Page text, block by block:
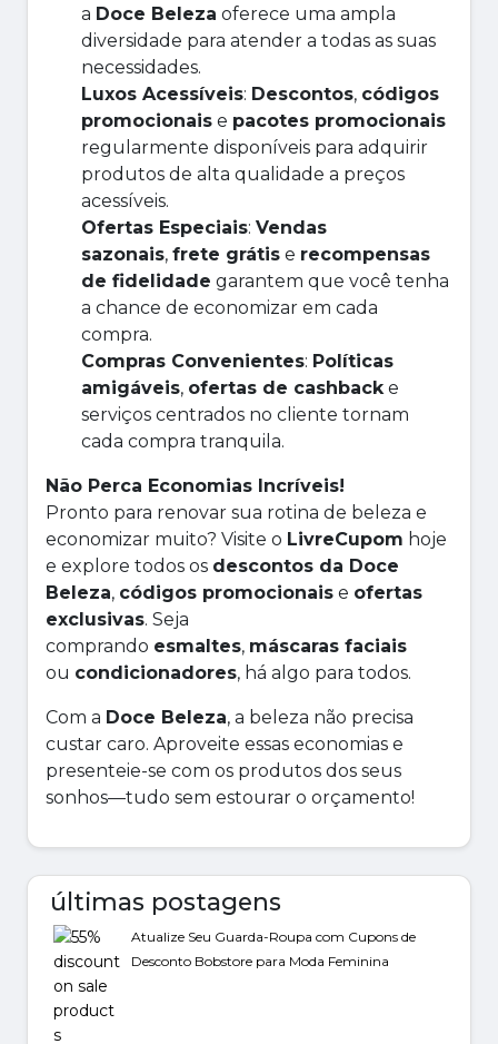
a Doce Beleza oferece uma ampla
diversidade para atender a todas as suas
necessidades.
Luxos Acessíveis: Descontos, códigos
promocionais e pacotes promocionais
regularmente disponíveis para adquirir
produtos de alta qualidade a preços
acessíveis.
Ofertas Especiais: Vendas
sazonais, frete grátis e recompensas
de fidelidade garantem que você tenha
a chance de economizar em cada
compra.
Compras Convenientes: Políticas
amigáveis, ofertas de cashbacke
serviços centrados no cliente tornam
cada compra tranquila.
Não Perca Economias Incríveis!
Pronto para renovar sua rotina de beleza e
economizar muito? Visite o LivreCupom hoje
e explore todos os descontos da Doce
Beleza, códigos promocionais e ofertas
exclusivas. Seja
comprando esmaltes, máscaras faciais
ou condicionadores, há algo para todos.
Com a Doce Beleza, a beleza não precisa
custar caro. Aproveite essas economias e
presenteie-se com os produtos dos seus
sonhos—tudo sem estourar o orçamento!
últimas postagens
Atualize Seu Guarda-Roupa com Cupons de
Desconto Bobstore para Moda Feminina